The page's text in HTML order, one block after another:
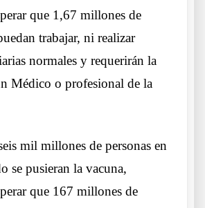
que 1,67 millones de
trabajar, ni realizar
normales y requerirán la
Médico o profesional de la
mil millones de personas en
se pusieran la vacuna,
que 167 millones de